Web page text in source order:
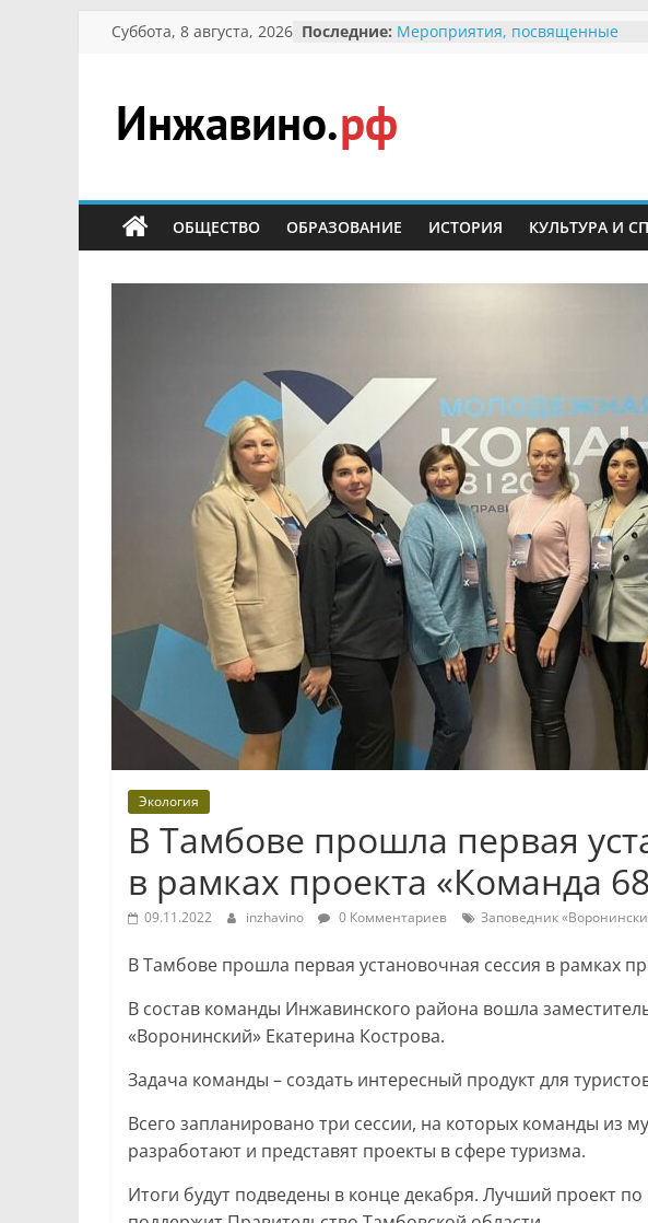
Перейти
Суббота, 8 августа, 2026 Последние: Мероприятия, посвященные
Безопасность в сети Интернет
Ученики приняли участие в
мероприятии «Сохраним
Инжавино.рф
сельский
портал
ОБЩЕСТВО ОБРАЗОВАНИЕ ИСТОРИЯ КУЛЬТУРА И
Экология
В Тамбове прошла первая
в рамках проекта «Команда
09.11.2022 inzhavino 0 Комментариев Заповедник
В Тамбове прошла первая установочная сессия в рамках
В состав команды Инжавинского района вошла
«Воронинский» Екатерина Кострова.
Задача команды – создать интересный продукт для
Всего запланировано три сессии, на которых команды из
разработают и представят проекты в сфере туризма.
Итоги будут подведены в конце декабря. Лучший проект